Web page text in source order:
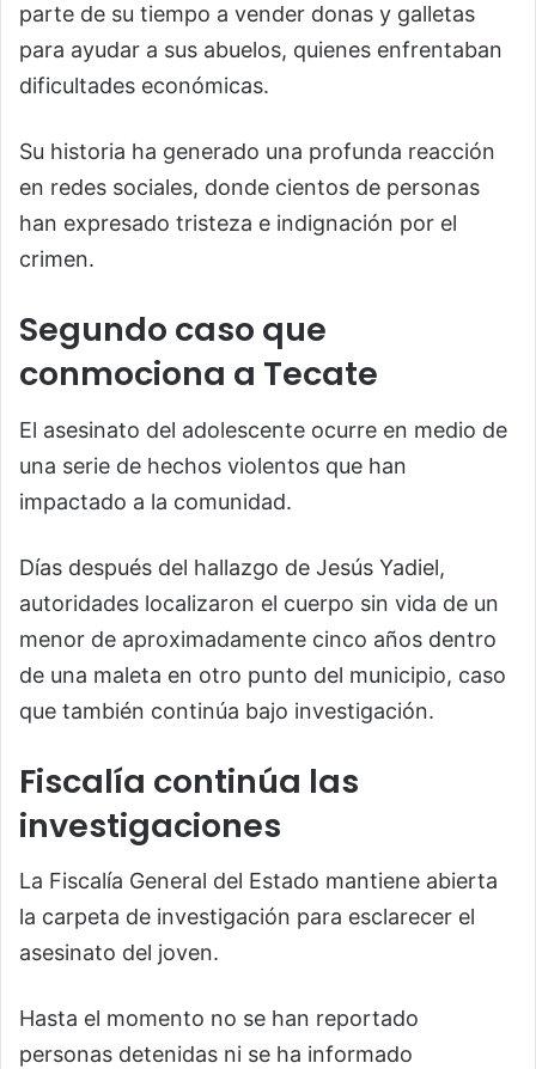
parte de su tiempo a vender donas y galletas
para ayudar a sus abuelos, quienes enfrentaban
dificultades económicas.
Su historia ha generado una profunda reacción
en redes sociales, donde cientos de personas
han expresado tristeza e indignación por el
crimen.
Segundo caso que
conmociona a Tecate
El asesinato del adolescente ocurre en medio de
una serie de hechos violentos que han
impactado a la comunidad.
Días después del hallazgo de Jesús Yadiel,
autoridades localizaron el cuerpo sin vida de un
menor de aproximadamente cinco años dentro
de una maleta en otro punto del municipio, caso
que también continúa bajo investigación.
Fiscalía continúa las
investigaciones
La Fiscalía General del Estado mantiene abierta
la carpeta de investigación para esclarecer el
asesinato del joven.
Hasta el momento no se han reportado
personas detenidas ni se ha informado